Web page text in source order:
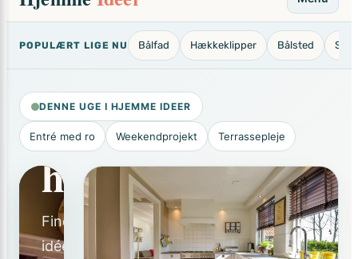
POPULÆRT LIGE NU Bålfad Hækkeklipper Bålsted
DENNE UGE I HJEMME IDEER
Entré med ro Weekendprojekt Terrassepleje
hjemmet,
haven
og
hverdagen
Find
idéer,